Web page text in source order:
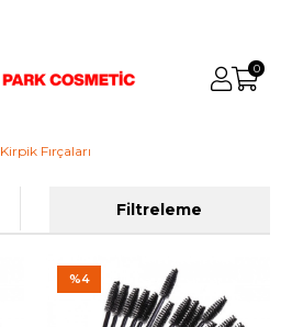
0
Kirpik Fırçaları
Filtreleme
%4